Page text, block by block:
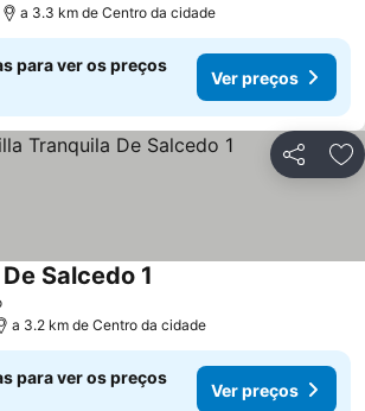
a 3.3 km de Centro da cidade
para ver os preços
Ver preços
Partilhar
Salcedo 1
a 3.2 km de Centro da cidade
para ver os preços
Ver preços